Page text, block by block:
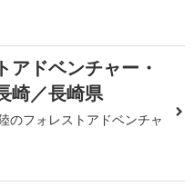
アドベンチャー・
崎／長崎県
のフォレストアドベンチャ